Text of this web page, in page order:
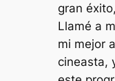
gran
Llamé a
mi mejor
cineasta,